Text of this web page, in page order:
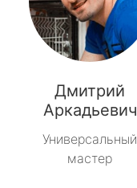
Дмитрий
Аркадьевич
Универсальный
мастер